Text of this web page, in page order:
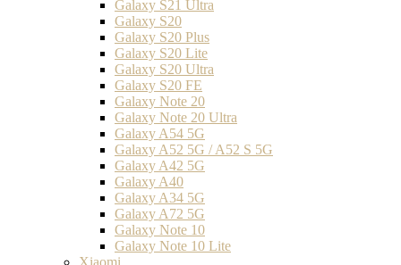
Galaxy S21 Ultra
Galaxy S20
Galaxy S20 Plus
Galaxy S20 Lite
Galaxy S20 Ultra
Galaxy S20 FE
Galaxy Note 20
Galaxy Note 20 Ultra
Galaxy A54 5G
Galaxy A52 5G / A52 S 5G
Galaxy A42 5G
Galaxy A40
Galaxy A34 5G
Galaxy A72 5G
Galaxy Note 10
Galaxy Note 10 Lite
Xiaomi